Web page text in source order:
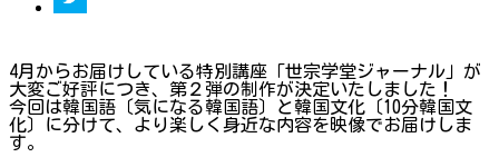
4月からお届けしている特別講座「世宗学堂ジャーナル」が
大変ご好評につき、第２弾の制作が決定いたしました！
今回は韓国語〔気になる韓国語〕と韓国文化〔10分韓国文
化〕に分けて、より楽しく身近な内容を映像でお届けしま
す。